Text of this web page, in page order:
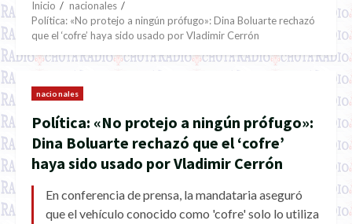
Inicio
nacionales
Política: «No protejo a ningún prófugo»: Dina Boluarte rechazó
que el ‘cofre’ haya sido usado por Vladimir Cerrón
nacionales
Política: «No protejo a ningún prófugo»:
Dina Boluarte rechazó que el ‘cofre’
haya sido usado por Vladimir Cerrón
En conferencia de prensa, la mandataria aseguró
que el vehículo conocido como 'cofre' solo lo utiliza